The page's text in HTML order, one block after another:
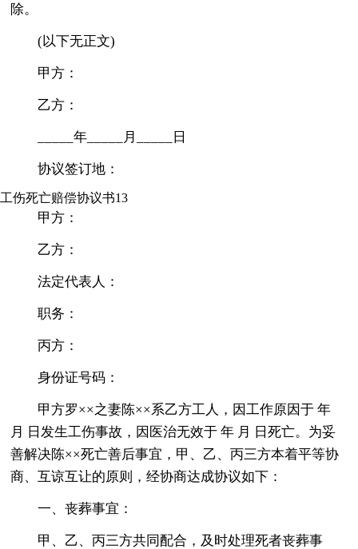
除。
(以下无正文)
甲方：
乙方：
_____年_____月_____日
协议签订地：
工伤死亡赔偿协议书13
甲方：
乙方：
法定代表人：
职务：
丙方：
身份证号码：
甲方罗××之妻陈××系乙方工人，因工作原因于 年
月 日发生工伤事故，因医治无效于 年 月 日死亡。为妥
善解决陈××死亡善后事宜，甲、乙、丙三方本着平等协
商、互谅互让的原则，经协商达成协议如下：
一、丧葬事宜：
甲、乙、丙三方共同配合，及时处理死者丧葬事